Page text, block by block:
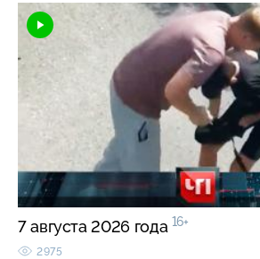
7 августа 2026 года 16+
2975